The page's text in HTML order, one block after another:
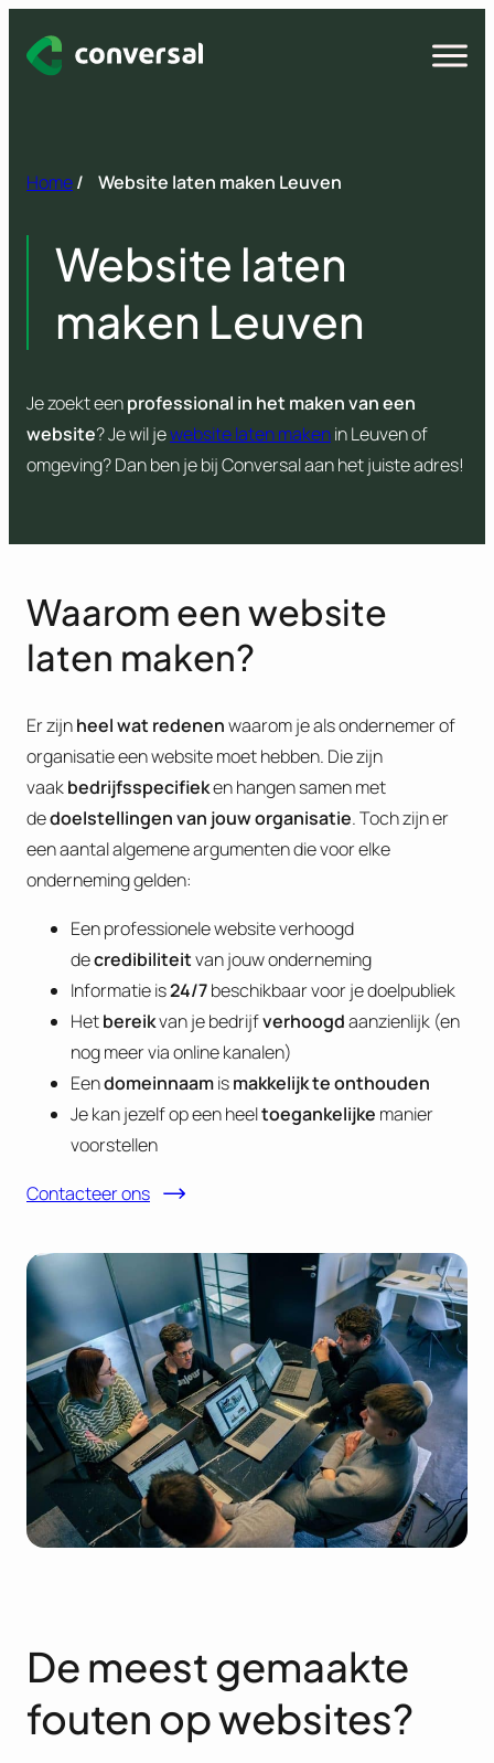
naar
Open
Home/ Website laten maken Leuven
Website laten
maken Leuven
Je zoekt eenprofessional in het maken van een
website? Je wil jewebsite laten makenin Leuven of
omgeving? Dan ben je bij Conversal aan het juiste adres!
Waarom een website
laten maken?
Er zijnheel wat redenenwaarom je als ondernemer of
organisatie een website moet hebben. Die zijn
vaakbedrijfsspecifieken hangen samen met
dedoelstellingen van jouw organisatie. Toch zijn er
een aantal algemene argumenten die voor elke
onderneming gelden:
Een professionele website verhoogd
decredibiliteitvan jouw onderneming
Informatie is24/7beschikbaar voor je doelpubliek
Hetbereikvan je bedrijfverhoogdaanzienlijk (en
nog meer via online kanalen)
Eendomeinnaamismakkelijk te onthouden
Je kan jezelf op een heeltoegankelijke manier
voorstellen
Contacteer ons
De meest gemaakte
fouten op websites?